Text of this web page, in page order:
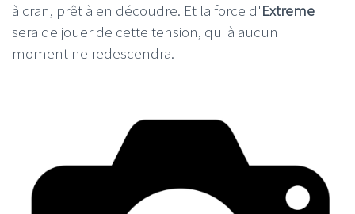
à cran, prêt à en découdre. Et la force d'Extreme
sera de jouer de cette tension, qui à aucun
moment ne redescendra.